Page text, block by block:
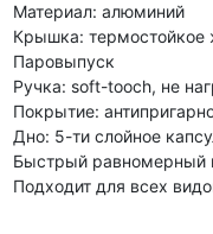
Материал: алюминий
Крышка: термостойкое
Паровыпуск
Ручка: soft-tooch, не
Покрытие:
Дно: 5-ти слойное
Быстрый равномерный
Подходит для всех